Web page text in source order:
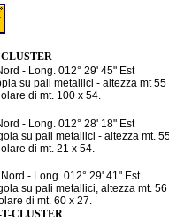
- Long. 012° 29' 45" Est
su pali metallici - altezza mt 55
di mt. 100 x 54.
- Long. 012° 28' 18" Est
su pali metallici - altezza mt.
di mt. 21 x 54.
- Long. 012° 29' 41" Est
su pali metallici, altezza mt. 56
di mt. 60 x 27.
CLUSTER